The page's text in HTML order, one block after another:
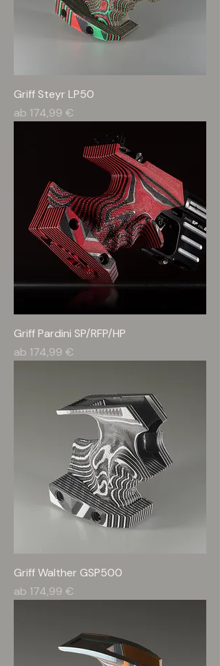
Griff Steyr LP50
ab 174,99 €
Sale-Preis
Griff Pardini SP/RFP/HP
ab 174,99 €
Sale-Preis
Griff Walther GSP500
ab 174,99 €
Sale-Preis